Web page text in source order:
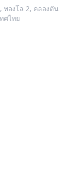
ทองโล 2, คลองตัน
ศไทย